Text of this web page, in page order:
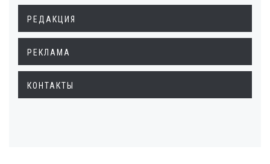
РЕДАКЦИЯ
РЕКЛАМА
КОНТАКТЫ